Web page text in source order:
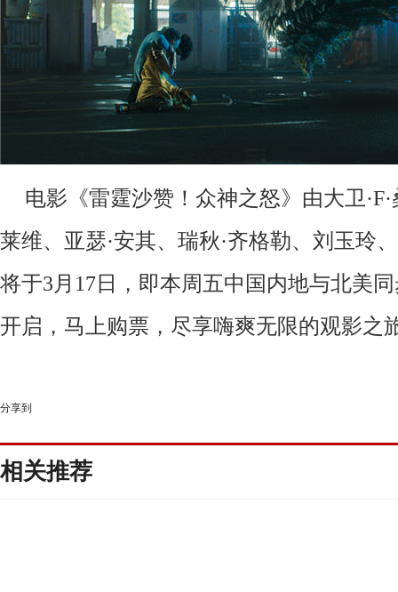
电影《雷霆沙赞！众神之怒》由大卫
莱维、亚瑟·安其、瑞秋·齐格勒、刘玉玲
将于3月17日，即本周五中国内地与北美
开启，马上购票，尽享嗨爽无限的观影之
分享到
相关推荐